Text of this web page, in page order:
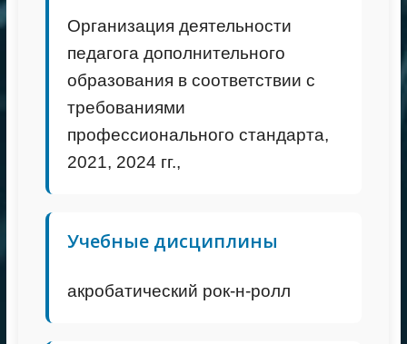
Организация деятельности
педагога дополнительного
образования в соответствии с
требованиями
профессионального стандарта,
2021, 2024 гг.,
Учебные дисциплины
акробатический рок-н-ролл